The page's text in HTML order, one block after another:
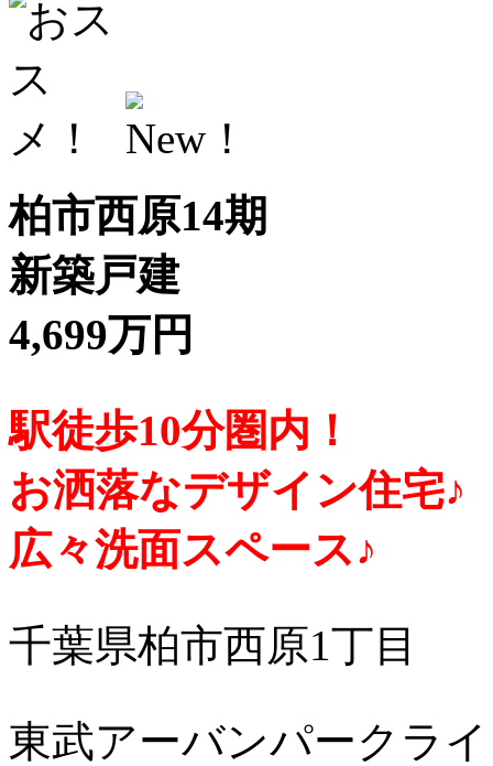
柏市西原14期
新築戸建
4,699万円
駅徒歩10分圏内！
お洒落なデザイン住宅♪
広々洗面スペース♪
千葉県柏市西原1丁目
東武アーバンパークラ